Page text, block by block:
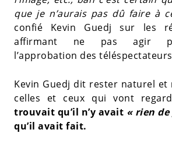
que je n’aurais pas dû faire à
confié Kevin Guedj sur les
affirmant ne pas agir
l’approbation des
Kevin Guedj dit rester naturel et
celles et ceux qui vont
trouvait qu’il n’y avait « rien de
qu’il avait fait.